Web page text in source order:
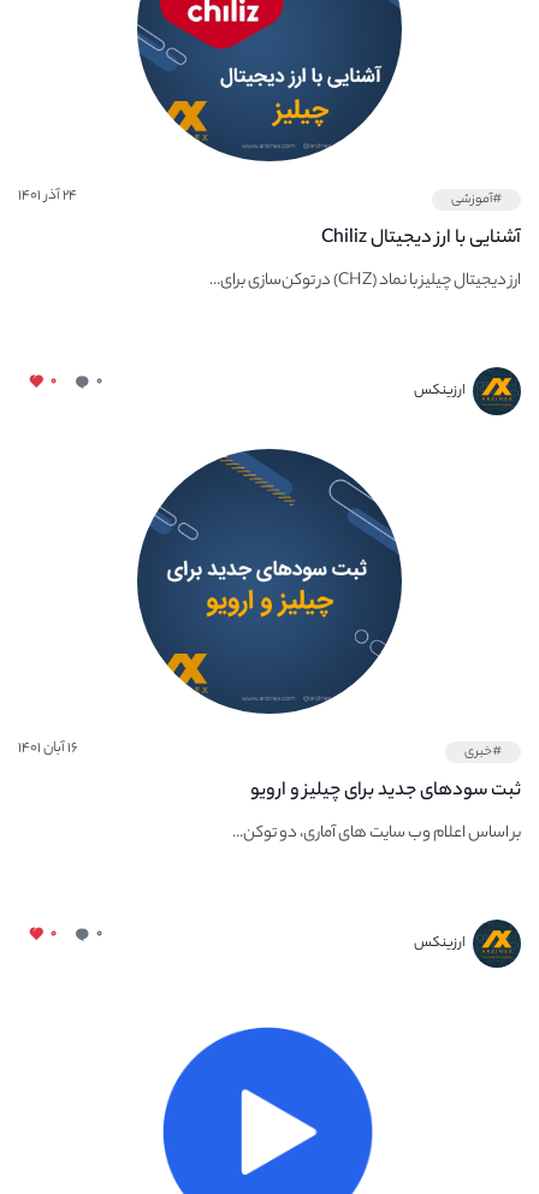
#آموزشی ۲۴ آذر ۱۴۰۱
آشنایی با ارز دیجیتال Chiliz
ارز دیجیتال چیلیز با نماد (CHZ) در توکن‌سازی برای...
ارزینکس ۰ ۰
#خبری ۱۶ آبان ۱۴۰۱
ثبت سودهای جدید برای چیلیز و ارویو
بر اساس اعلام وب سایت های آماری، دو توکن...
ارزینکس ۰ ۰